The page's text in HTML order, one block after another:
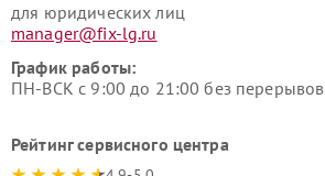
для юридических лиц
manager@fix-lg.ru
График работы:
ПН-ВСК с 9:00 до 21:00 без
Рейтинг сервисного центра